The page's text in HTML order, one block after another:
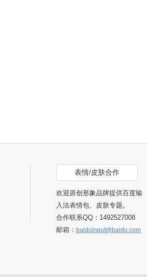
表情/皮肤合作
欢迎原创形象品牌提供百度输
入法表情包、皮肤专题。
合作联系QQ：1492527008
邮箱： baiduinput@baidu.com